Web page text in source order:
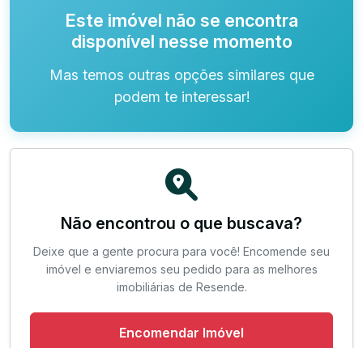
Este imóvel não se encontra
disponível nesse momento
Mas temos outras opções similares que
podem te interessar!
Não encontrou o que buscava?
Deixe que a gente procura para você! Encomende seu
imóvel e enviaremos seu pedido para as melhores
imobiliárias de Resende.
Encomendar Imóvel